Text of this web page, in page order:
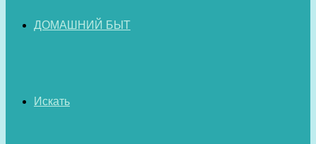
ДОМАШНИЙ БЫТ
Искать